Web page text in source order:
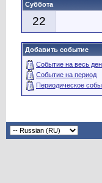
Суббота
22
Добавить событие
Событие на весь
Событие на период
Периодическое